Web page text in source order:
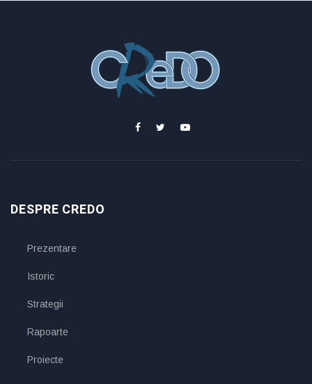
DESPRE CREDO
Prezentare
Istoric
Strategii
Rapoarte
Proiecte